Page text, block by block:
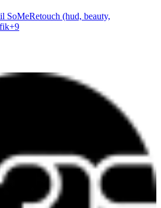
SoMeRetouch (hud, beauty,
+9